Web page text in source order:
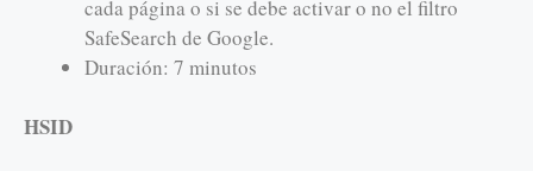
cada página o si se debe activar o no el filtro
SafeSearch de Google.
Duración: 7 minutos
HSID